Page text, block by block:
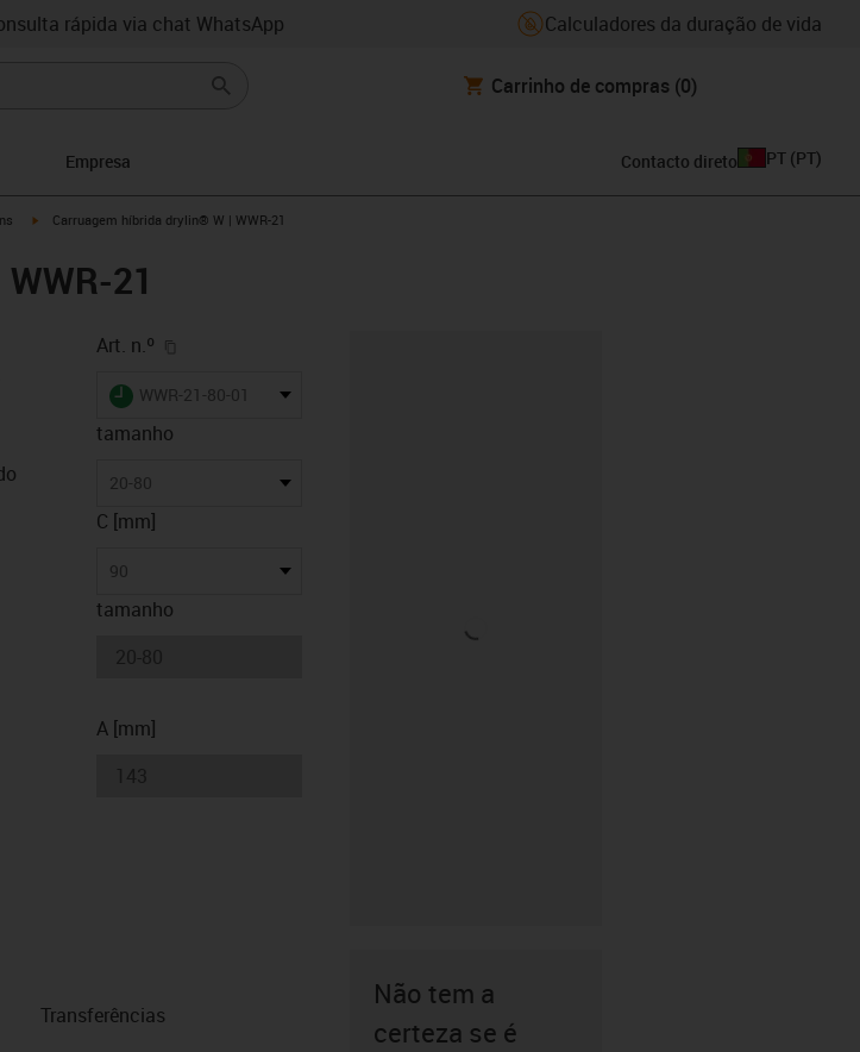
rápida via chat WhatsApp Calculadores da duração de vida
Carrinho de compras (0)
Empresa Contacto direto PT (PT)
rightigus-icon-arrow-right
Carruagem híbrida drylin® W | WWR-21
21
Art. n.º
igus-icon-lieferzeit
WWR-21-80-01
tamanho
20-80
C [mm]
90
tamanho
A [mm]
Transferências
Não tem a
certeza se é